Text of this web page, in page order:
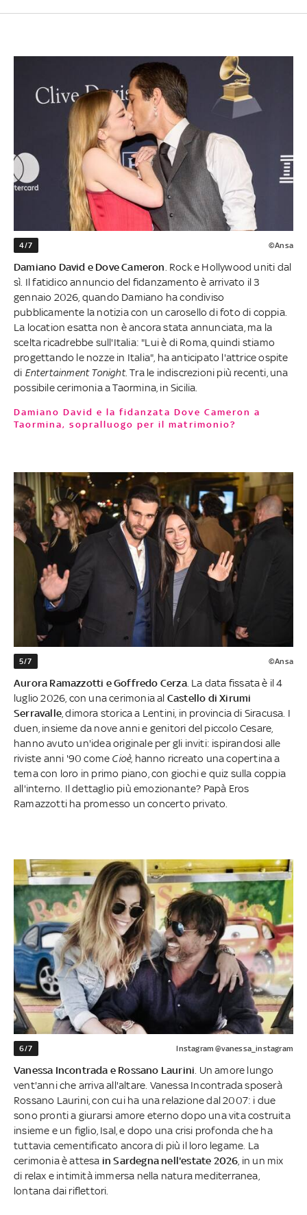
4/7 ©Ansa
Damiano David e Dove Cameron . Rock e Hollywood uniti dal
sì. Il fatidico annuncio del fidanzamento è arrivato il 3
gennaio 2026, quando Damiano ha condiviso
pubblicamente la notizia con un carosello di foto di coppia.
La location esatta non è ancora stata annunciata, ma la
scelta ricadrebbe sull'Italia: "Lui è di Roma, quindi stiamo
progettando le nozze in Italia", ha anticipato l'attrice ospite
di Entertainment Tonight. Tra le indiscrezioni più recenti, una
possibile cerimonia a Taormina, in Sicilia.
Damiano David e la fidanzata Dove Cameron a
Taormina, sopralluogo per il matrimonio?
5/7 ©Ansa
Aurora Ramazzotti e Goffredo Cerza. La data fissata è il 4
luglio 2026, con una cerimonia al Castello di Xirumi
Serravalle , dimora storica a Lentini, in provincia di Siracusa. I
duen, insieme da nove anni e genitori del piccolo Cesare,
hanno avuto un'idea originale per gli inviti: ispirandosi alle
riviste anni '90 come Cioè, hanno ricreato una copertina a
tema con loro in primo piano, con giochi e quiz sulla coppia
all'interno. Il dettaglio più emozionante? Papà Eros
Ramazzotti ha promesso un concerto privato.
6/7 Instagram @vanessa_instagram
Vanessa Incontrada e Rossano Laurini . Un amore lungo
vent'anni che arriva all'altare. Vanessa Incontrada sposerà
Rossano Laurini, con cui ha una relazione dal 2007: i due
sono pronti a giurarsi amore eterno dopo una vita costruita
insieme e un figlio, Isal, e dopo una crisi profonda che ha
tuttavia cementificato ancora di più il loro legame. La
cerimonia è attesa in Sardegna nell'estate 2026 , in un mix
di relax e intimità immersa nella natura mediterranea,
lontana dai riflettori.